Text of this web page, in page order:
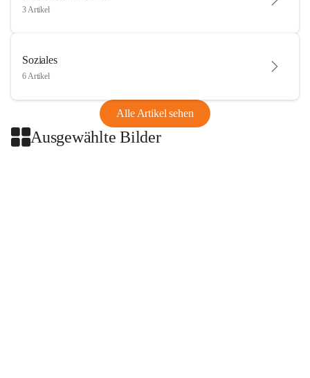
3 Artikel
Soziales
6 Artikel
Alle Artikel sehen
Ausgewählte Bilder